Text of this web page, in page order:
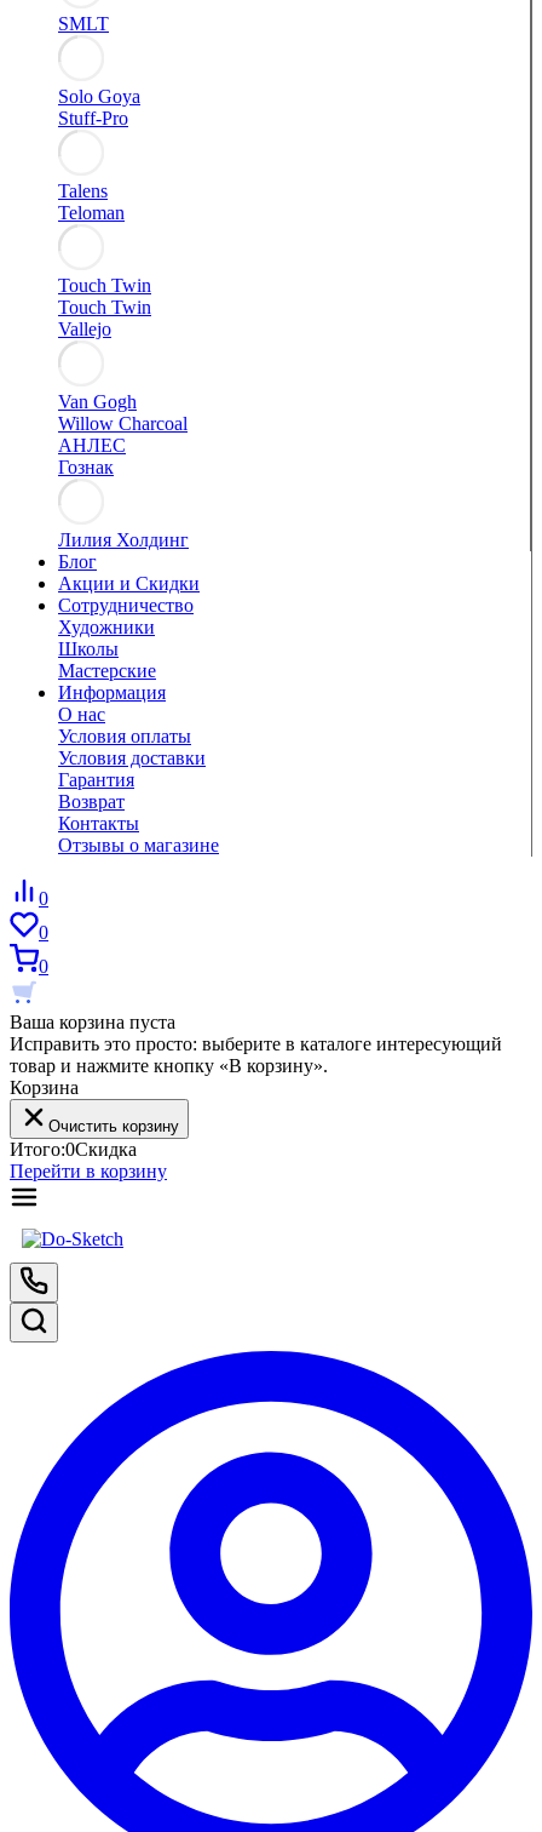
SMLT
Solo Goya
Stuff-Pro
Talens
Teloman
Touch Twin
Touch Twin
Vallejo
Van Gogh
Willow Charcoal
АНЛЕС
Гознак
Лилия Холдинг
Блог
Акции и Скидки
Сотрудничество
Художники
Школы
Мастерские
Информация
О нас
Условия оплаты
Условия доставки
Гарантия
Возврат
Контакты
Отзывы о магазине
0
0
0
Ваша корзина пуста
Исправить это просто: выберите в каталоге интересующий
товар и нажмите кнопку «В корзину».
Корзина
Очистить корзину
Итого:0Скидка
Перейти в корзину